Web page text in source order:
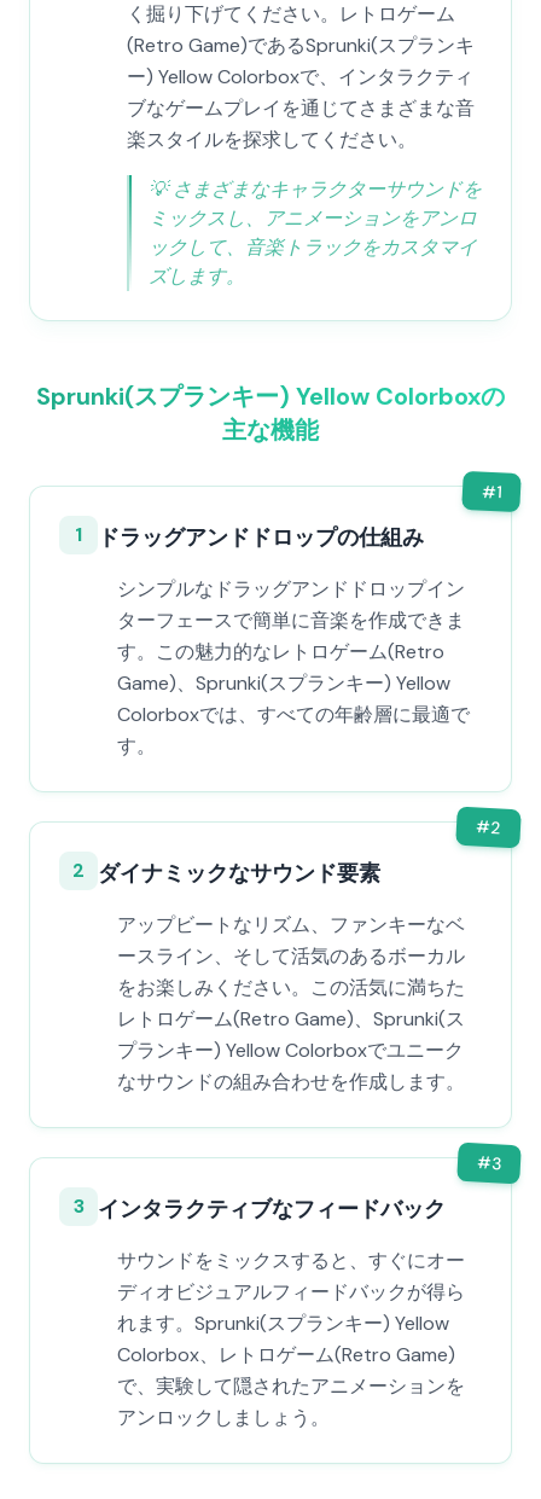
く掘り下げてください。レトロゲーム
(Retro Game)であるSprunki(スプランキ
ー) Yellow Colorboxで、インタラクティ
ブなゲームプレイを通じてさまざまな音
楽スタイルを探求してください。
💡さまざまなキャラクターサウンドを
ミックスし、アニメーションをアンロ
ックして、音楽トラックをカスタマイ
ズします。
Sprunki(スプランキー) Yellow Colorboxの
主な機能
#1
1 ドラッグアンドドロップの仕組み
シンプルなドラッグアンドドロップイン
ターフェースで簡単に音楽を作成できま
す。この魅力的なレトロゲーム(Retro
Game)、Sprunki(スプランキー) Yellow
Colorboxでは、すべての年齢層に最適で
す。
#2
2 ダイナミックなサウンド要素
アップビートなリズム、ファンキーなベ
ースライン、そして活気のあるボーカル
をお楽しみください。この活気に満ちた
レトロゲーム(Retro Game)、Sprunki(ス
プランキー) Yellow Colorboxでユニーク
なサウンドの組み合わせを作成します。
#3
3 インタラクティブなフィードバック
サウンドをミックスすると、すぐにオー
ディオビジュアルフィードバックが得ら
れます。Sprunki(スプランキー) Yellow
Colorbox、レトロゲーム(Retro Game)
で、実験して隠されたアニメーションを
アンロックしましょう。